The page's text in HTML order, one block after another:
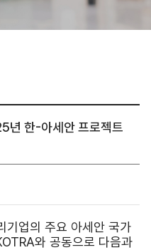
년 한-아세안 프로젝트
기업의 주요 아세안 국가
와 공동으로 다음과